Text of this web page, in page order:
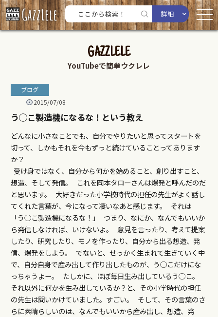
詳細
GAZZLELE
YouTubeで簡単ウクレレ
ブログ
2015/07/08
う◯こ製造機になるな！という教え
どんなに小さなことでも、自分でやりたいと思ってスタートを
切って、しかもそれを今もずっと続けていることってあります
か？
受け身ではなく、自分から何かを始めること、創り出すこと、
想造、そして発信。 これを岡本タローさんは爆発と呼んだのだ
と思います。 大好きだった小学校時代の担任の先生がよく話し
てくれた言葉が、今になって凄いなあと感じます。 それは
「う◯こ製造機になるな！」 つまり、なにか、なんでもいいか
ら発信しなければ、いけないよ。 意見を言ったり、考えて提案
したり、研究したり、モノを作ったり、自分から出る想造、発
信、爆発をしよう。 でないと、せっかく生まれて生きていく中
で、自分自身で産み出して作り出したものが、う◯こだけにな
っちゃうよー。 たしかに、ほぼ毎日生み出しているう◯こ。
それ以外に何かを生み出しているか？と、その小学時代の担任
の先生は問いかけていました。すごい。 そして、その言葉のさ
らに素晴らしいのは、なんでもいいから産み出し、想造、発